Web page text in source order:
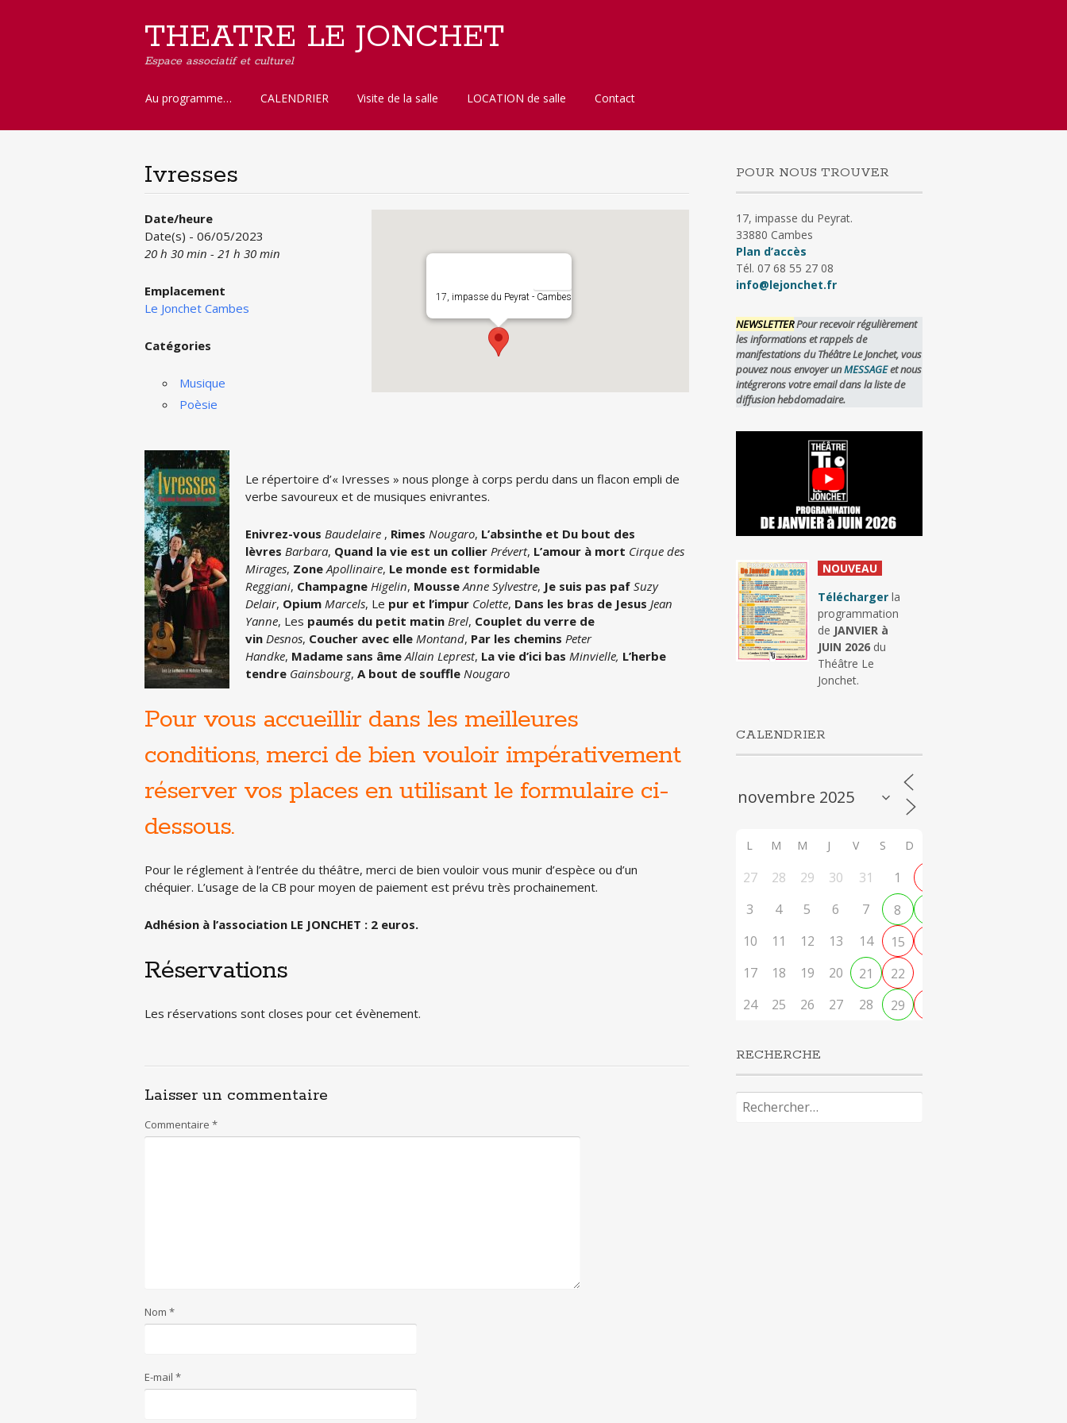
THEATRE LE JONCHET
Espace associatif et culturel
Aller
contenu
Au programme… CALENDRIER Visite de la salle LOCATION de salle Contact
Ivresses
17, impasse du Peyrat - Cambes
Date/heure
Date(s) - 06/05/2023
20 h 30 min - 21 h 30 min
Emplacement
Le Jonchet Cambes
Catégories
Musique
Poèsie
Le répertoire d’« Ivresses » nous plonge à corps perdu dans un flacon empli de
verbe savoureux et de musiques enivrantes.
Enivrez-vous Baudelaire , Rimes Nougaro, L’absinthe et Du bout des
lèvres Barbara, Quand la vie est un collier Prévert, L’amour à mort Cirque des
Mirages, Zone Apollinaire, Le monde est formidable
Reggiani, Champagne Higelin, Mousse Anne Sylvestre, Je suis pas paf Suzy
Delair, Opium Marcels, Le pur et l’impur Colette, Dans les bras de Jesus Jean
Yanne, Les paumés du petit matin Brel, Couplet du verre de
vin Desnos, Coucher avec elle Montand, Par les chemins Peter
Handke, Madame sans âme Allain Leprest, La vie d’ici bas Minvielle, L’herbe
tendre Gainsbourg, A bout de souffle Nougaro
Pour vous accueillir dans les meilleures
conditions, merci de bien vouloir impérativement
réserver vos places en utilisant le formulaire ci-
dessous.
Pour le réglement à l’entrée du théâtre, merci de bien vouloir vous munir d’espèce ou d’un
chéquier. L’usage de la CB pour moyen de paiement est prévu très prochainement.
Adhésion à l’association LE JONCHET : 2 euros.
Réservations
Les réservations sont closes pour cet évènement.
Laisser un commentaire
Commentaire *
Nom *
E-mail *
POUR NOUS TROUVER
17, impasse du Peyrat.
33880 Cambes
Plan d’accès
Tél. 07 68 55 27 08
info@lejonchet.fr
NEWSLETTERPour recevoir régulièrement
les informations et rappels de
manifestations du Théâtre Le Jonchet, vous
pouvez nous envoyer unMESSAGEet nous
intégrerons votre email dans la liste de
diffusion hebdomadaire.
NOUVEAU
Télécharger la
programmation
de JANVIER à
JUIN 2026 du
Théâtre Le
Jonchet.
CALENDRIER
L M M J V S D
27 28 29 30 31 1
3
4 5 6 7 8
10
11 12 13 14 15
17
18 19 20 21 22
24
25 26 27 28 29
RECHERCHE